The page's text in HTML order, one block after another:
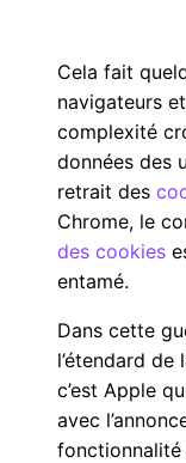
Cela fait
navigateurs
complexité
données des
retrait des
Chrome, le
des cookies
entamé.
Dans cette
l’étendard
c’est Apple
avec